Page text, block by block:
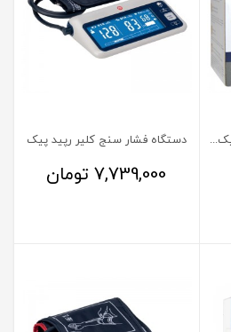
دستگاه فشارسنج هلپ رپید پیک سولوشن دستگاه فشار سنج کلیر رپید پیک
7,739,000تومان